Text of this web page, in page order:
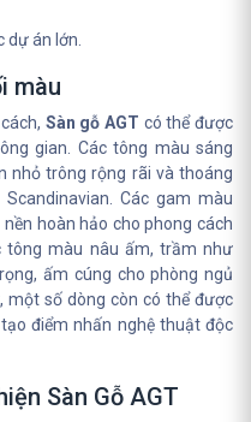
dự án lớn.
màu
Sàn gỗ AGT có thể được
gian. Các tông màu sáng
nhỏ trông rộng rãi và thoáng
Các gam màu
hoàn hảo cho phong cách
tông màu nâu ấm, trầm như
ấm cúng cho phòng ngủ
một số dòng còn có thể được
điểm nhấn nghệ thuật độc
Sàn Gỗ AGT